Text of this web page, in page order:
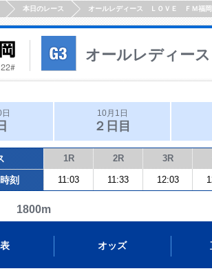
本日のレース オールレディース ＬＯＶＥ ＦＭ福岡
オールレディー
10月1日
２日目
1R 2R 3R
刻 11:03 11:33 12:03
オッズ